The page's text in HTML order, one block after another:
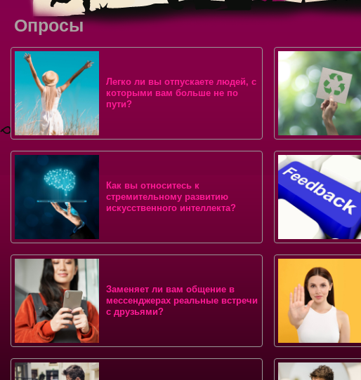
Опросы
Легко ли вы отпускаете людей, с
которыми вам больше не по
пути?
Как вы относитесь к
стремительному развитию
искусственного интеллекта?
Заменяет ли вам общение в
мессенджерах реальные встречи
с друзьями?